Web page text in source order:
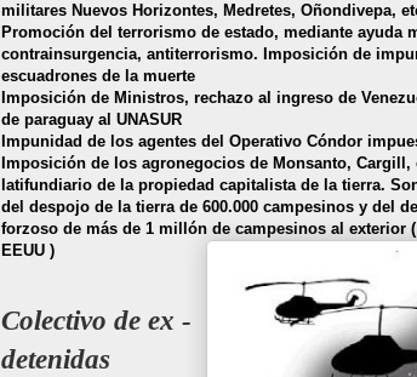
militares Nuevos Horizontes, Medretes, Oñondivepa,
Promoción del terrorismo de estado, mediante ayuda
contrainsurgencia, antiterrorismo. Imposición de
escuadrones de la muerte
Imposición de Ministros, rechazo al ingreso de
de paraguay al UNASUR
Impunidad de los agentes del Operativo Cóndor
Imposición de los agronegocios de Monsanto, Cargill,
latifundiario de la propiedad capitalista de la tierra.
del despojo de la tierra de 600.000 campesinos y del
forzoso de más de 1 millón de campesinos al exterior
EEUU )
Colectivo de ex -
detenidas